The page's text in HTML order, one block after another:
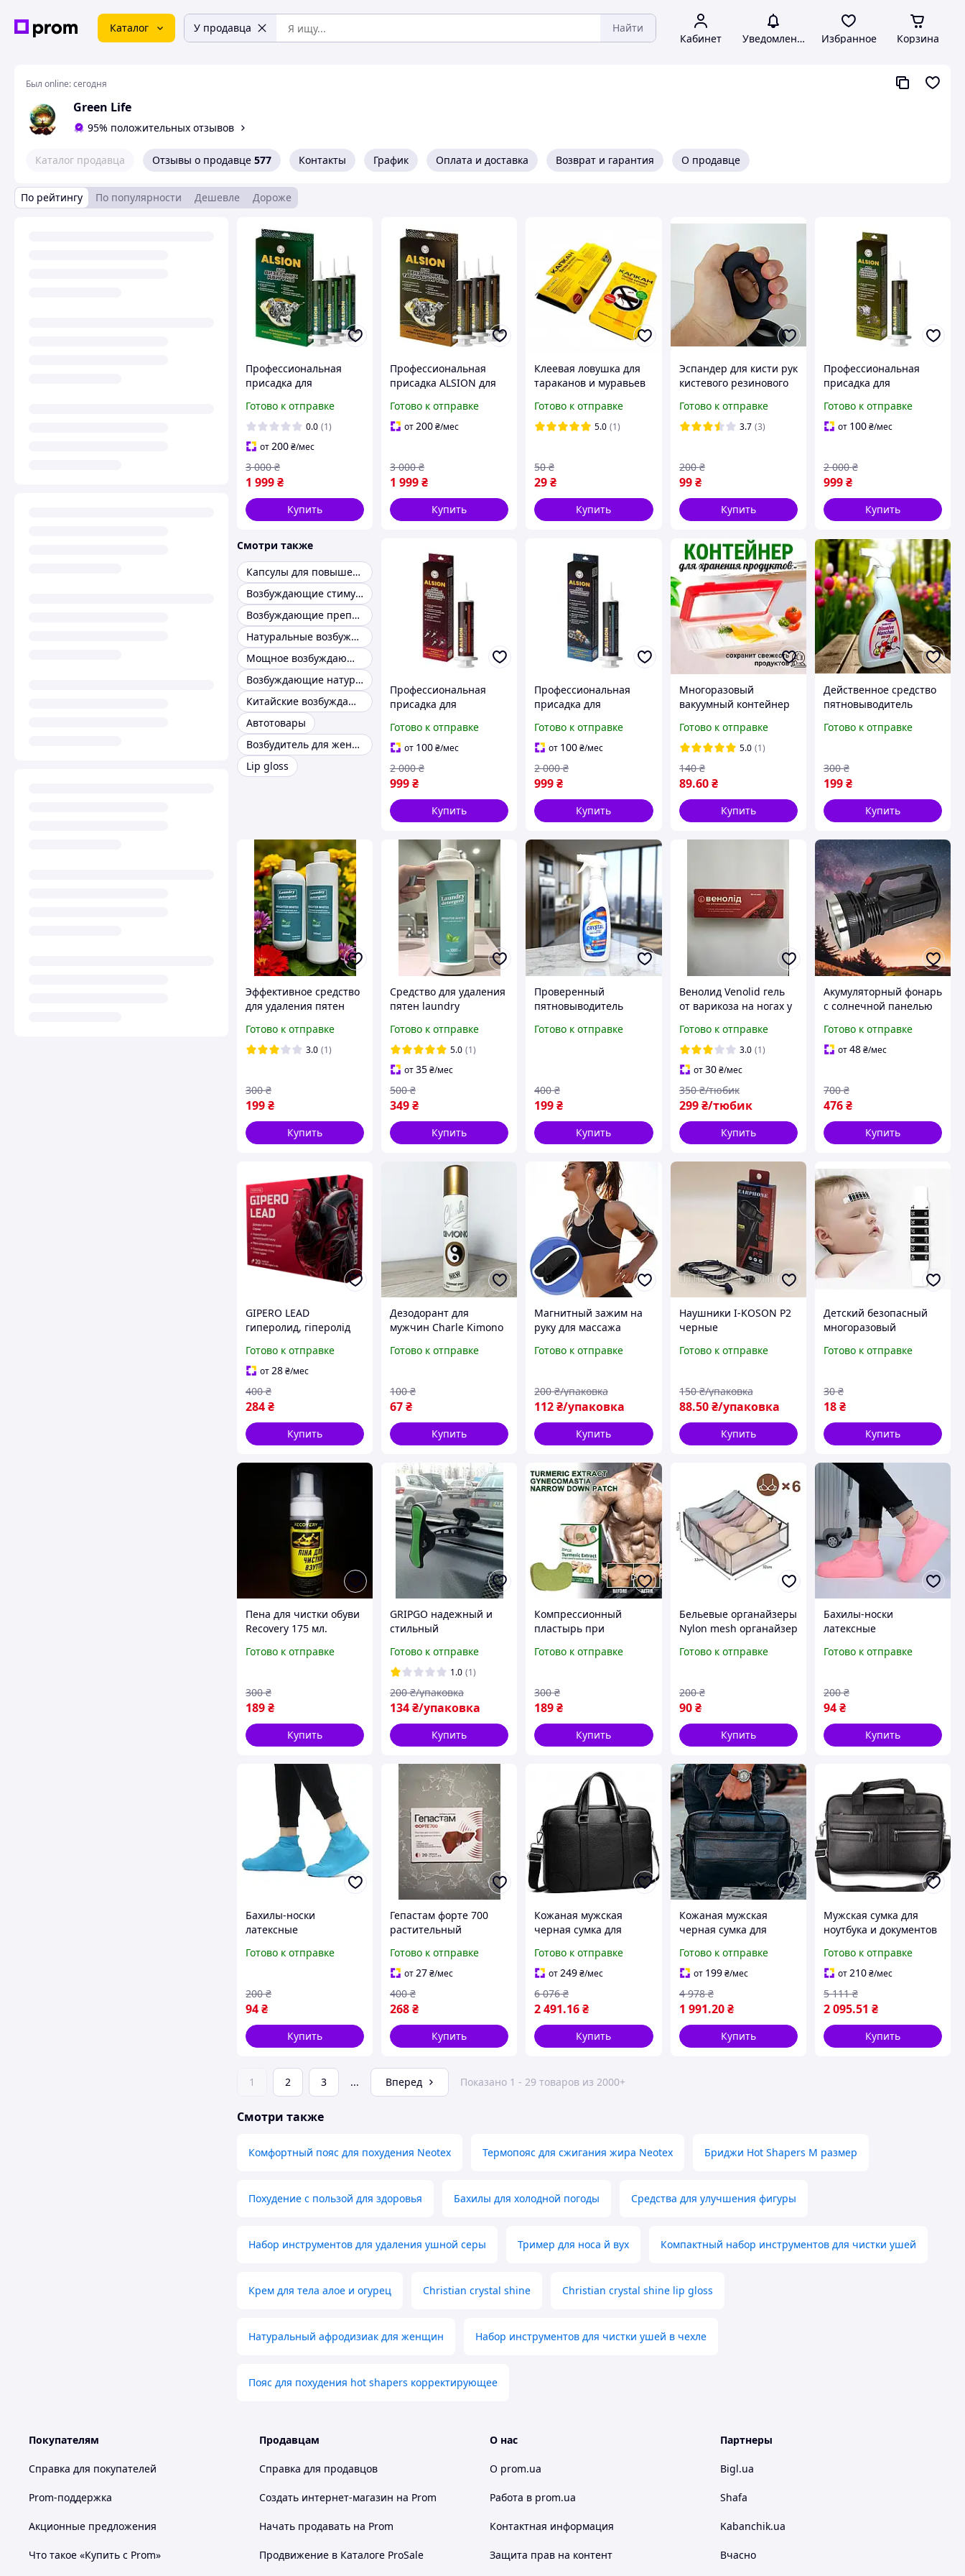
Каталог У продавца Найти
Кабинет Уведомления Избранное Корзина
Был online:сегодня
Green Life
95% положительных отзывов
Каталог продавца Отзывы о продавце 577 Контакты График Оплата и доставка Возврат и гарантия О продавце
По рейтингу По популярности Дешевле Дороже
Профессиональная
присадка для
ДВИГАТЕЛЕЙ ALSION
Готово к отправке
0.0 (1)
от200₴/мес
1 999₴
3 000 ₴
Купить
Профессиональная
присадка ALSION для
ДВИГАТЕЛЕЙ
Готово к отправке
от200₴/мес
1 999₴
3 000 ₴
Купить
Клеевая ловушка для
тараканов и муравьев
липучка ловушка-хатка
для тараканов для
Готово к отправке
5.0 (1)
29₴
50 ₴
Купить
Эспандер для кисти рук
кистевого резинового
ассортименте нагрузка
от 30 до 70 кг
Готово к отправке
3.7 (3)
99 ₴
200 ₴
Купить
Профессиональная
присадка для
АППАРАТУРЫ
ДИЗЕЛЬНЫХ
Готово к отправке
от 100₴/мес
999₴
2 000 ₴
Купить
Смотри также
Капсулы для повышения потенции
Возбуждающие стимуляторы
Возбуждающие препарати
Натуральные возбуждающие препараты
Мощное возбуждающее средство
Возбуждающие натуральные препараты для мужчин
Китайские возбуждающие пилюли для мужчин
Автотовары
Возбудитель для женщин
Lip gloss
Профессиональная
присадка для
АППАРАТУРЫ
БЕНЗИНОВЫХ
ДВИГАТЕЛЕЙ ALSION
оригинал
Готово к отправке
от 100₴/мес
999₴
2 000 ₴
Купить
Профессиональная
присадка для
МЕХАНИЧЕСКИХ КПП и
РЕДУКТОРОВ ALSION
Готово к отправке
от 100₴/мес
999₴
2 000 ₴
Купить
Многоразовый
вакуумный контейнер
для хранения
продуктов.
Готово к отправке
5.0 (1)
89.60 ₴
140 ₴
Купить
Действенное средство
пятновыводитель
LUX 500 мл
Готово к отправке
199₴
300 ₴
Купить
Эффективное средство
для удаления пятен
мл
Готово к отправке
3.0 (1)
199₴
300 ₴
Купить
Средство для удаления
пятен laundry
Готово к отправке
5.0 (1)
от35₴/мес
349₴
500 ₴
Купить
Проверенный
пятновыводитель
Smacchiatore, 500 мл
Готово к отправке
199₴
400 ₴
Купить
Венолид Venolid гель
от варикоза на ногах у
мазь средство от
варикоза 50 мл
оригинал до 07.25
Готово к отправке
3.0 (1)
от30 ₴/мес
299 ₴/тюбик
350 ₴/тюбик
Купить
Акумуляторный фонарь
с солнечной панелью
режима, 220 В
Готово к отправке
от48₴/мес
476₴
700 ₴
Купить
GIPERO LEAD
гиперолид, гіперолід
для сердечно-
сосудистой системы
Готово к отправке
от28₴/мес
284₴
400 ₴
Купить
Дезодорант для
мужчин Charle Kimono
Готово к отправке
67₴
100 ₴
Купить
Магнитный зажим на
руку для массажа
LI4 от мигрени
Готово к отправке
112₴/упаковка
200 ₴/упаковка
Купить
Наушники I-KOSON P2
черные
Готово к отправке
88.50 ₴/упаковка
150 ₴/упаковка
Купить
Детский безопасный
многоразовый
термометр в форме
Готово к отправке
18₴
30 ₴
Купить
Пена для чистки обуви
Recovery 175 мл.
Готово к отправке
189₴
300 ₴
Купить
GRIPGO надежный и
стильный
держатель мобильного
устройства Оригинал!
Готово к отправке
1.0 (1)
134₴/упаковка
200 ₴/упаковка
Купить
Компрессионный
пластырь при
Turmericmax,
при гинекомастии
Готово к отправке
189₴
300 ₴
Купить
Бельевые органайзеры
Nylon mesh органайзер
на 6 секций 32 см х 32
Готово к отправке
90 ₴
200 ₴
Купить
Бахилы-носки
латексные
на обувь Розовый S
Готово к отправке
94₴
200 ₴
Купить
Бахилы-носки
латексные
на обувь Синие S
Готово к отправке
94₴
200 ₴
Купить
Гепастам форте 700
растительный
20 капсул
Готово к отправке
от27₴/мес
268₴
400 ₴
Купить
Кожаная мужская
черная сумка для
SHVIGEL 21511
Готово к отправке
от249₴/мес
2 491.16₴
6 076 ₴
Купить
Кожаная мужская
черная сумка для
143412
Готово к отправке
от 199 ₴/мес
1 991.20 ₴
4 978 ₴
Купить
Мужская сумка для
ноутбука и документов
Готово к отправке
от210₴/мес
2 095.51 ₴
5 111 ₴
Купить
1 2 3 ... Вперед Показано 1 - 29 товаров из 2000+
Смотри также
Комфортный пояс для похудения Neotex Термопояс для сжигания жира Neotex Бриджи Hot Shapers M размер
Похудение с пользой для здоровья Бахилы для холодной погоды Средства для улучшения фигуры
Набор инструментов для удаления ушной серы Тример для носа й вух Компактный набор инструментов для чистки ушей
Крем для тела алое и огурец Christian crystal shine Christian crystal shine lip gloss
Натуральный афродизиак для женщин Набор инструментов для чистки ушей в чехле
Пояс для похудения hot shapers корректирующее
Покупателям
Справка для покупателей
Prom-поддержка
Акционные предложения
Что такое «Купить с Prom»
Продавцам
Справка для продавцов
Создать интернет-магазин на Prom
Начать продавать на Prom
Продвижение в Каталоге ProSale
О нас
О prom.ua
Работа в prom.ua
Контактная информация
Защита прав на контент
Партнеры
Bigl.ua
Shafa
Kabanchik.ua
Вчасно